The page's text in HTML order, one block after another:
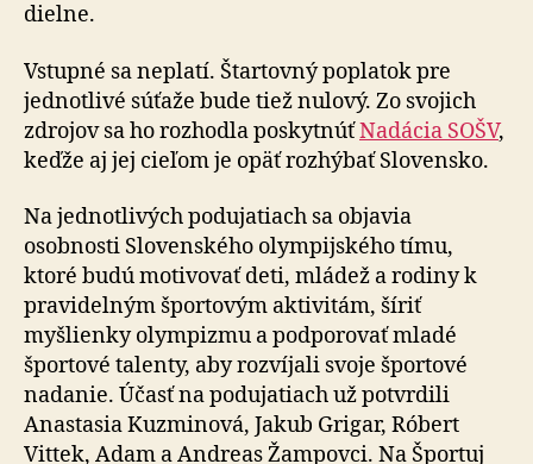
dielne.
Vstupné sa neplatí. Štartovný poplatok pre
jednotlivé súťaže bude tiež nulový. Zo svojich
zdrojov sa ho rozhodla poskytnúťNadácia SOŠV,
keďže aj jej cieľom je opäť rozhýbať Slovensko.
Na jednotlivých podujatiach sa objavia
osobnosti Slovenského olympijského tímu,
ktoré budú motivovať deti, mládež a rodiny k
pravidelným športovým aktivitám, šíriť
myšlienky olympizmu a podporovať mladé
športové talenty, aby rozvíjali svoje športové
nadanie. Účasť na podujatiach už potvrdili
Anastasia Kuzminová, Jakub Grigar, Róbert
Vittek, Adam a Andreas Žampovci. Na Športuj